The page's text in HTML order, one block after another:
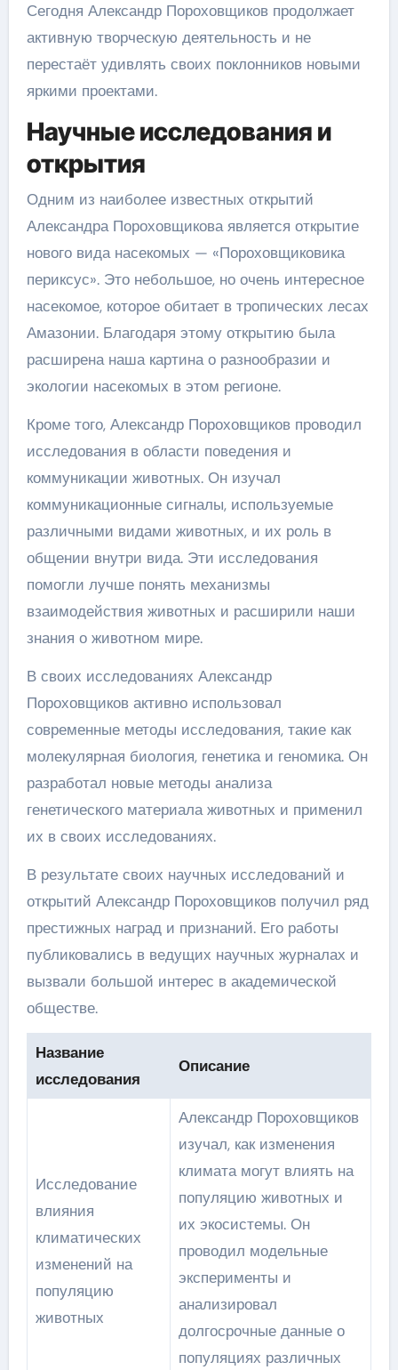
Сегодня Александр Пороховщиков продолжает
активную творческую деятельность и не
перестаёт удивлять своих поклонников новыми
яркими проектами.
Научные исследования и
открытия
Одним из наиболее известных открытий
Александра Пороховщикова является открытие
нового вида насекомых — «Пороховщиковика
периксус». Это небольшое, но очень интересное
насекомое, которое обитает в тропических лесах
Амазонии. Благодаря этому открытию была
расширена наша картина о разнообразии и
экологии насекомых в этом регионе.
Кроме того, Александр Пороховщиков проводил
исследования в области поведения и
коммуникации животных. Он изучал
коммуникационные сигналы, используемые
различными видами животных, и их роль в
общении внутри вида. Эти исследования
помогли лучше понять механизмы
взаимодействия животных и расширили наши
знания о животном мире.
В своих исследованиях Александр
Пороховщиков активно использовал
современные методы исследования, такие как
молекулярная биология, генетика и геномика. Он
разработал новые методы анализа
генетического материала животных и применил
их в своих исследованиях.
В результате своих научных исследований и
открытий Александр Пороховщиков получил ряд
престижных наград и признаний. Его работы
публиковались в ведущих научных журналах и
вызвали большой интерес в академической
обществе.
Название
исследования
Описание
Исследование
влияния
климатических
изменений на
популяцию
животных
Александр Пороховщиков
изучал, как изменения
климата могут влиять на
популяцию животных и
их экосистемы. Он
проводил модельные
эксперименты и
анализировал
долгосрочные данные о
популяциях различных